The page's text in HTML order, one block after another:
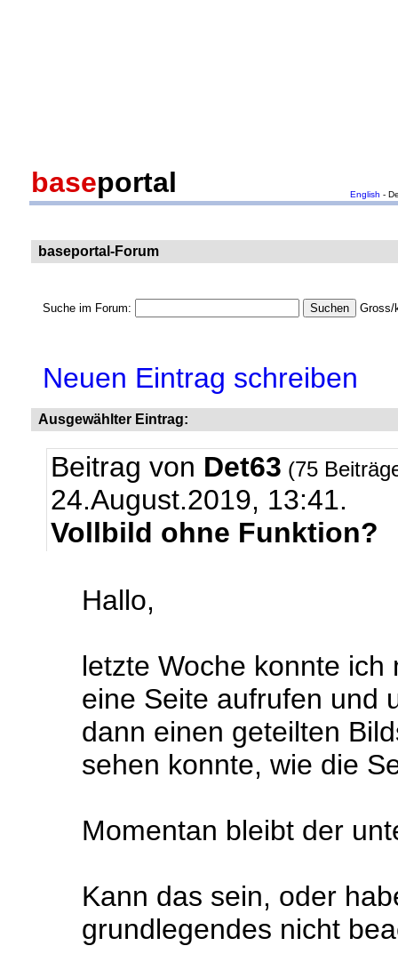
baseportal English -
baseportal-Forum
Suche im Forum: Gross/
Neuen Eintrag schreiben
Ausgewählter Eintrag:
Beitrag von Det63 (75
24.August.2019, 13:41.
Vollbild ohne Funktion?
Hallo,
letzte Woche konnte
eine Seite aufrufen und
dann einen geteilten
sehen konnte, wie die
Momentan bleibt der
Kann das sein, oder
grundlegendes nicht